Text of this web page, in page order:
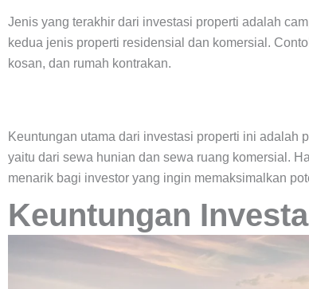
Jenis yang terakhir dari investasi properti adalah
kedua jenis properti residensial dan komersial.
kosan, dan rumah kontrakan.
Keuntungan utama dari investasi properti ini adalah
yaitu dari sewa hunian dan sewa ruang komersial.
menarik bagi investor yang ingin memaksimalkan
Keuntungan